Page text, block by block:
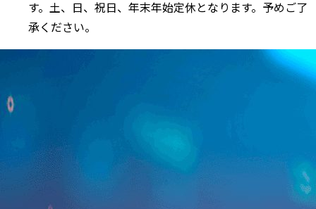
す。土、日、祝日、年末年始定休となります。予めご了
承ください。